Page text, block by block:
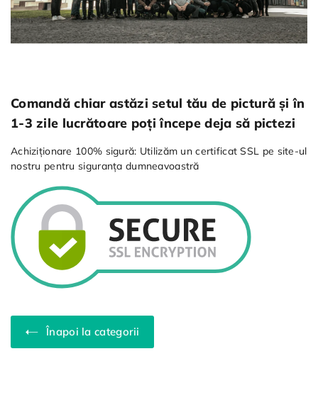
Comandă chiar astăzi setul tău de pictură și în
1-3 zile lucrătoare poți începe deja să pictezi
Achiziționare 100% sigură: Utilizăm un certificat SSL pe site-ul
nostru pentru siguranța dumneavoastră
Înapoi la categorii